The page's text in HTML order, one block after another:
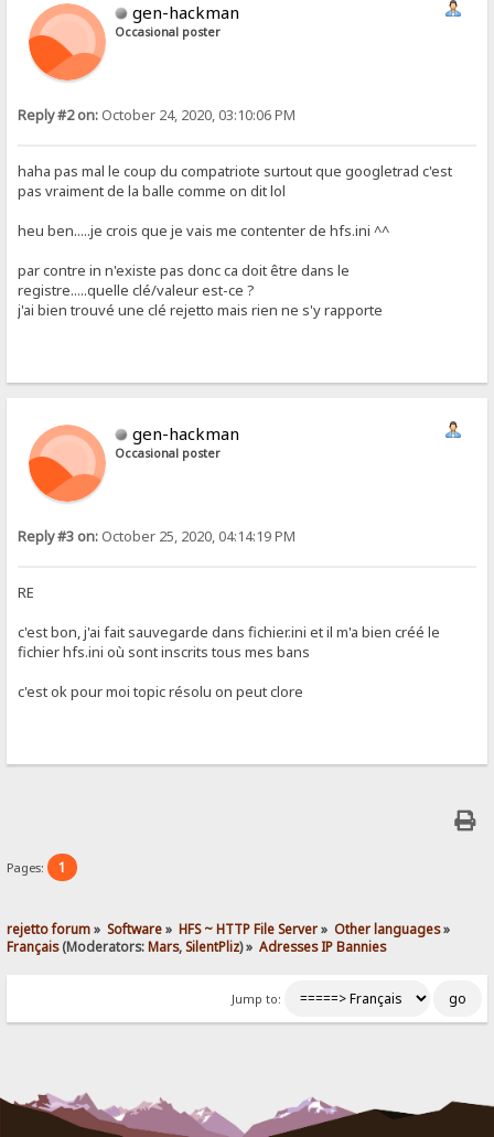
gen-hackman
Occasional poster
Reply #2 on: October 24, 2020, 03:10:06 PM
haha pas mal le coup du compatriote surtout que googletrad c'est
pas vraiment de la balle comme on dit lol
heu ben.....je crois que je vais me contenter de hfs.ini ^^
par contre in n'existe pas donc ca doit être dans le
registre.....quelle clé/valeur est-ce ?
j'ai bien trouvé une clé rejetto mais rien ne s'y rapporte
gen-hackman
Occasional poster
Reply #3 on: October 25, 2020, 04:14:19 PM
RE
c'est bon, j'ai fait sauvegarde dans fichier.ini et il m'a bien créé le
fichier hfs.ini où sont inscrits tous mes bans
c'est ok pour moi topic résolu on peut clore
Pages: 1
rejetto forum» Software» HFS ~ HTTP File Server» Other languages»
Français(Moderators:Mars,SilentPliz) » Adresses IP Bannies
Jump to: